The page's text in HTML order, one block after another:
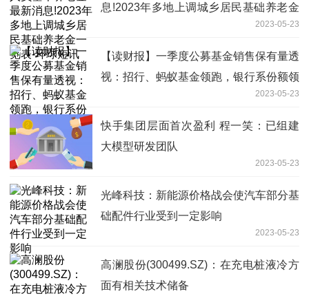
息!2023年多地上调城乡居民基础养老金
2023-05-23
【读财报】一季度公募基金销售保有量透
视：招行、蚂蚁基金领跑，银行系份额领
2023-05-23
快手集团层面首次盈利 程一笑：已组建
大模型研发团队
2023-05-23
光峰科技：新能源价格战会使汽车部分基
础配件行业受到一定影响
2023-05-23
高澜股份(300499.SZ)：在充电桩液冷方
面有相关技术储备